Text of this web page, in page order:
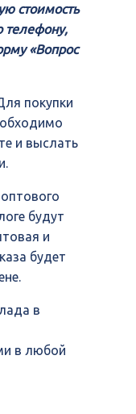
стоимость
телефону,
«Вопрос
покупки
и выслать
будут
и
будет
в
в любой